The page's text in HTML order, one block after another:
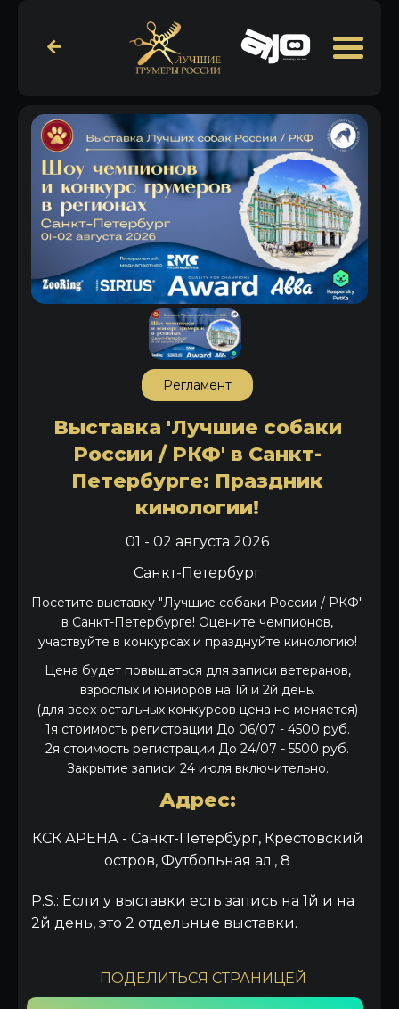
Регламент
Выставка 'Лучшие собаки
России / РКФ' в Санкт-
Петербурге: Праздник
кинологии!
01 - 02 августа 2026
Санкт-Петербург
Посетите выставку "Лучшие собаки России / РКФ"
в Санкт-Петербурге! Оцените чемпионов,
участвуйте в конкурсах и празднуйте кинологию!
Цена будет повышаться для записи ветеранов,
взрослых и юниоров на 1й и 2й день.
(для всех остальных конкурсов цена не меняется)
1я стоимость регистрации До 06/07 - 4500 руб.
2я стоимость регистрации До 24/07 - 5500 руб.
Закрытие записи 24 июля включительно.
Адрес:
КСК АРЕНА - Санкт-Петербург, Крестовский
остров, Футбольная ал., 8
P.S.: Если у выставки есть запись на 1й и на
2й день, это 2 отдельные выставки.
ПОДЕЛИТЬСЯ СТРАНИЦЕЙ